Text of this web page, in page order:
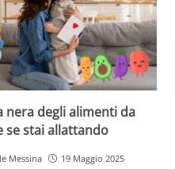
nera degli alimenti da
se stai allattando
Messina 19 Maggio 2025